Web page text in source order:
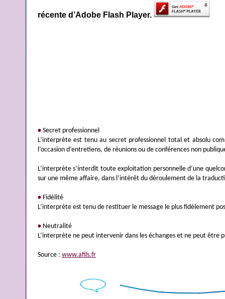
récente d’Adobe Flash Player.
• Secret professionnel
L’interprète est tenu au secret professionnel total et absolu
l’occasion d’entretiens, de réunions ou de conférences non
L’interprète s’interdit toute exploitation personnelle d’une
sur une même affaire, dans l’intérêt du déroulement de la
• Fidélité
L’interprète est tenu de restituer le message le plus fidèlement
• Neutralité
L’interprète ne peut intervenir dans les échanges et ne peut être
Source : www.afils.fr